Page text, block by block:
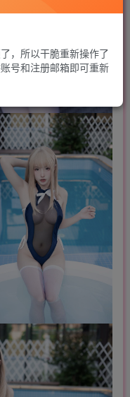
，所以干脆重新操作了
号和注册邮箱即可重新